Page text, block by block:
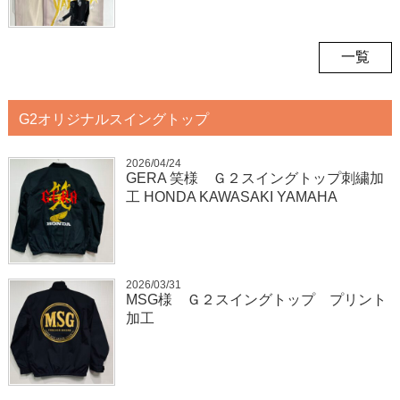
一覧
G2オリジナルスイングトップ
2026/04/24
GERA 笑様 Ｇ２スイングトップ刺繍加
工 HONDA KAWASAKI YAMAHA
2026/03/31
MSG様 Ｇ２スイングトップ プリント
加工